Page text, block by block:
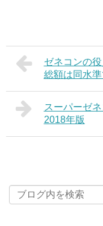
ゼネコンの
総額は同水
スーパーゼ
2018年版